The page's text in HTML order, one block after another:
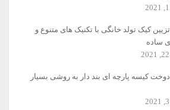
کیک تولد خانگی با تکنیک های متنوع و
ساده
کیسه پارچه ای بند دار به روشی بسیار